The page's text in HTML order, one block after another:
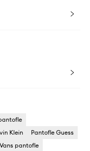
Klein
Pantofle Guess
Vans pantofle